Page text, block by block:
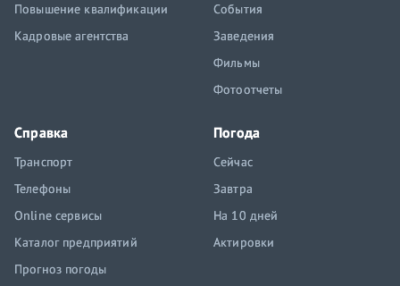
Повышение квалификации
Кадровые агентства
События
Заведения
Фильмы
Фотоотчеты
Справка
Транспорт
Телефоны
Online сервисы
Каталог предприятий
Прогноз погоды
Погода
Сейчас
Завтра
На 10 дней
Актировки